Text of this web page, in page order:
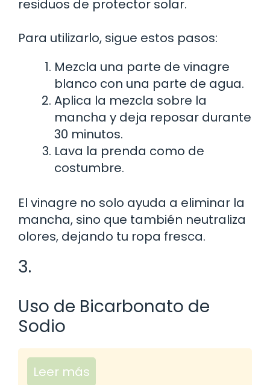
residuos de protector solar.
Para utilizarlo, sigue estos pasos:
Mezcla una parte de vinagre
blanco con una parte de agua.
Aplica la mezcla sobre la
mancha y deja reposar durante
30 minutos.
Lava la prenda como de
costumbre.
El vinagre no solo ayuda a eliminar la
mancha, sino que también neutraliza
olores, dejando tu ropa fresca.
3.
Uso de Bicarbonato de
Sodio
Leer más